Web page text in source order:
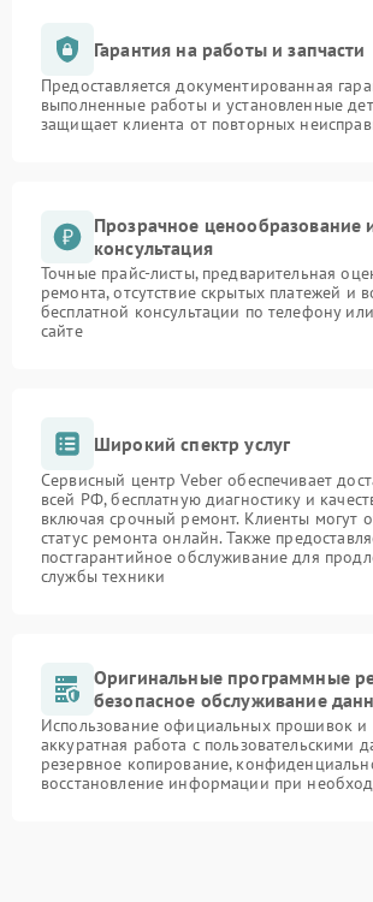
Гарантия на работы и запчасти
Предоставляется документированная
выполненные работы и установленные
защищает клиента от повторных
Прозрачное ценообразование
консультация
Точные прайс-листы, предварительная
ремонта, отсутствие скрытых платежей и
бесплатной консультации по телефону
сайте
Широкий спектр услуг
Сервисный центр Veber обеспечивает
всей РФ, бесплатную диагностику и
включая срочный ремонт. Клиенты могут
статус ремонта онлайн. Также
постгарантийное обслуживание для
службы техники
Оригинальные программные
безопасное обслуживание
Использование официальных прошивок и
аккуратная работа с пользовательскими
резервное копирование,
восстановление информации при